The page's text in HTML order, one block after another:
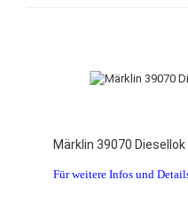
Märklin 39070 Diesellok
Für weitere Infos und